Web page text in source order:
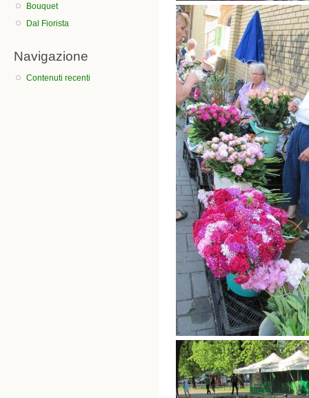
Bouquet
Dal Fiorista
Navigazione
Contenuti recenti